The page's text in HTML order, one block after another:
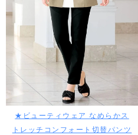
★ビューティウェア なめらかス
トレッチコンフォート切替パンツ